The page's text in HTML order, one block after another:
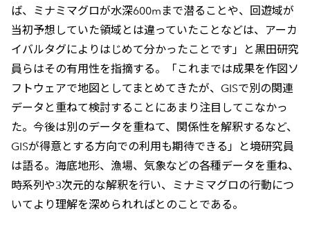
ば、ミナミマグロが水深600mまで潜ることや、回遊域が
当初予想していた領域とは違っていたことなどは、アーカ
イバルタグによりはじめて分かったことです」と黒田研究
員らはその有用性を指摘する。「これまでは成果を作図ソ
フトウェアで地図としてまとめてきたが、GISで別の関連
データと重ねて検討することにあまり注目してこなかっ
た。今後は別のデータを重ねて、関係性を解釈するなど、
GISが得意とする方向での利用も期待できる」と境研究員
は語る。海底地形、漁場、気象などの各種データを重ね、
時系列や3次元的な解釈を行い、ミナミマグロの行動につ
いてより理解を深められればとのことである。